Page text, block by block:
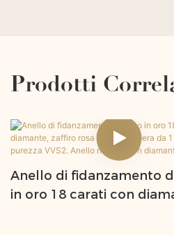
Prodotti
Anello di fidanzamento
in oro 18 carati con